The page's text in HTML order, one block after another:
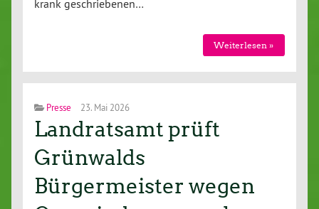
krank geschriebenen…
Weiterlesen »
Presse 23. Mai 2026
Landratsamt prüft
Grünwalds
Bürgermeister wegen